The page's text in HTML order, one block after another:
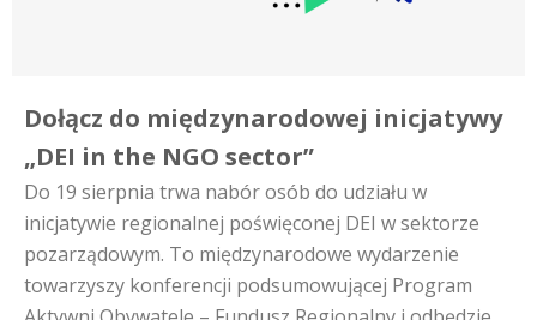
Dołącz do międzynarodowej inicjatywy
„DEI in the NGO sector”
Do 19 sierpnia trwa nabór osób do udziału w
inicjatywie regionalnej poświęconej DEI w sektorze
pozarządowym. To międzynarodowe wydarzenie
towarzyszy konferencji podsumowującej Program